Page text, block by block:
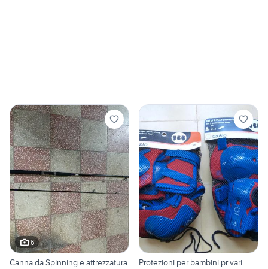
6
Canna da Spinning e attrezzatura
Protezioni per bambini pr vari